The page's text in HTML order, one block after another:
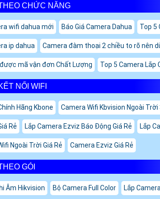
CHỨC NĂNG
wifi dahua mới Báo Giá Camera Dahua Top 5
ip dahua Camera đàm thoại 2 chiều to rõ nên
mã vận đơn Chất Lượng Top 5 Camera Lắp
NỐI WIFI
Hãng Kbone Camera Wifi Kbvision Ngoài Trời
Rẻ Lắp Camera Ezviz Báo Động Giá Rẻ Lắp
Ngoài Trời Giá Rẻ Camera Ezviz Giá Rẻ
GÓI
Âm Hikvision Bộ Camera Full Color Lắp